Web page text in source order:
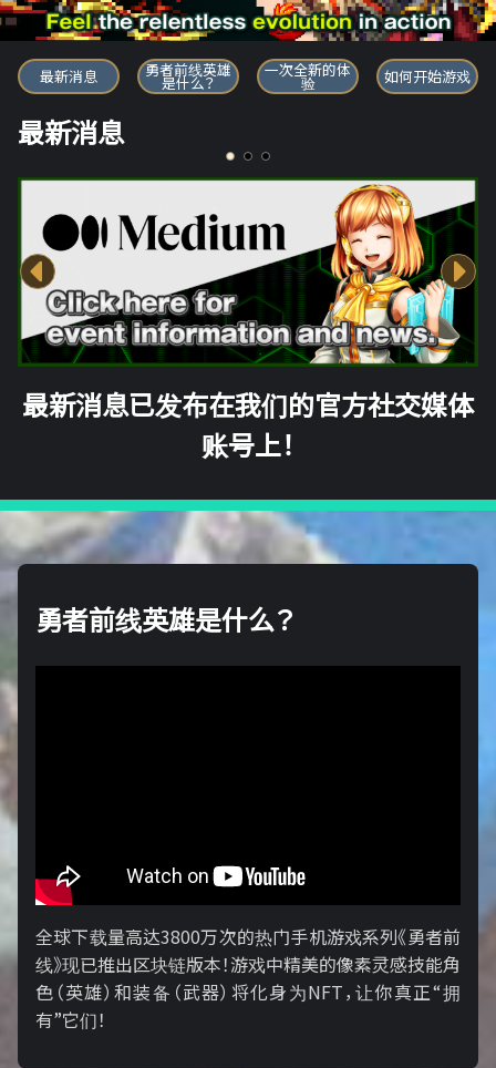
勇者前线英雄
最新消息 勇者前线英雄
是什么？
一次全新的体
验 如何开始游戏
最新消息
最新消息已发布在我们的官方社交媒体
账号上！
勇者前线英雄是什么？
全球下载量高达3800万次的热门手机游戏系列《勇者前
线》现已推出区块链版本！游戏中精美的像素灵感技能角
色（英雄）和装备（武器）将化身为NFT，让你真正“拥
有”它们！